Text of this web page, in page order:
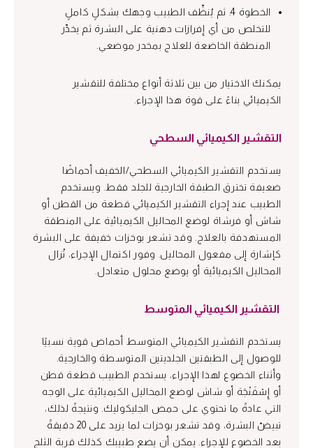
الخطوة 4: ثم يُنظِّف الطبيب وجهك بشكلٍ كاملٍ
للتخلص من أي إفرازات دهنية على البشرة ثم يخدِّر
المنطقة الخاضعة للعلاج بمخدر موضعي.
يمكنك الاختيار من بين ثلاثة أنواع مختلفة للتقشير
الكيميائي بناءً على قوة هذا الإجراء.
التقشير الكيميائي السطحي
يستخدم التقشير الكيميائي السطحي/الخفيف أحماضًا
ضعيفة تخترق الطبقة الخارجية للجلد فقط. ويستخدم
الطبيب عند إجراء التقشير الكيميائي قطعة من القطن أو
شاش أو فرشاة لوضع المحاليل الكيميائية على المنطقة
المستهدفة بالعلاج. وقد تشعر بوخزات خفيفة على البشرة
كإشارة إلى مفعول المحاليل. وفور اكتمال الإجراء، تُزال
المحاليل الكيميائية أو يوضع محلول متعادل.
التقشير الكيميائي المتوسط
يستخدم التقشير الكيميائي المتوسط أحماض قوية نسبيًا
للوصول إلى الطبقتين الجلديتين المتوسطة والخارجية.
وأثناء الخضوع لهذا الإجراء، يستخدم الطبيب قطعة قطن
أو إِسْفَنْجَة أو شاش لوضع المحاليل الكيميائية على الوجه
التي عادةً ما تحتوي على حمض الجليكوليك. ونتيجةً لذلك،
تبيضّ البشرة، وقد تشعر بوخزات لما يزيد على 20 دقيقةً
بعد الخضوع للإجراء. يمكن أن يضع طبيبك كذلك قربة الثلج